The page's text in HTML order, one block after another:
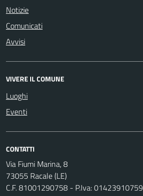
Notizie
Comunicati
Avvisi
VIVERE IL COMUNE
Luoghi
Eventi
CONTATTI
Via Fiumi Marina, 8
73055 Racale (LE)
C.F. 81001290758 - P.Iva: 01423910759